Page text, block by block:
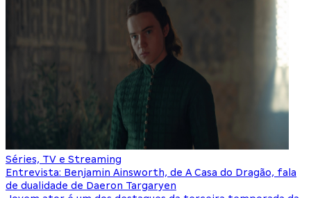
Séries, TV e Streaming
Entrevista: Benjamin Ainsworth, de A Casa do Dragão, fala
de dualidade de Daeron Targaryen